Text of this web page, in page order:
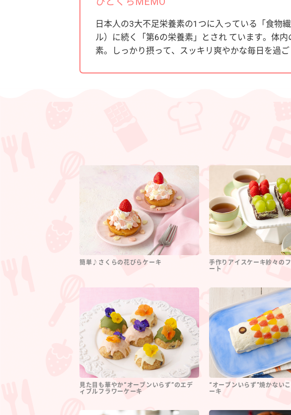
日本人の3大不足栄養素の1つに入っている「食物
ル）に続く「第6の栄養素」とされ ています。体
素。しっかり摂って、スッキリ爽やかな毎日を過ご
簡単♪さくらの花びらケーキ
手作りアイスケーキ紗々の
ート
見た目も華やか“オーブンいらず”のエデ
ィブルフラワーケーキ
“オーブンいらず”焼かない
ーキ